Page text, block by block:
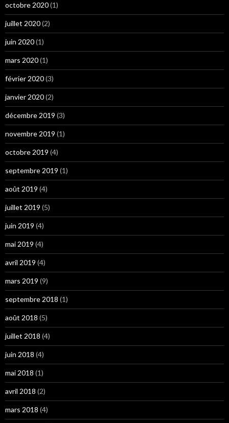
octobre 2020(1)
juillet 2020(2)
juin 2020(1)
mars 2020(1)
février 2020(3)
janvier 2020(2)
décembre 2019 (3)
novembre 2019 (1)
octobre 2019 (4)
septembre 2019 (1)
août 2019 (4)
juillet 2019 (5)
juin 2019 (4)
mai 2019 (4)
avril 2019 (4)
mars 2019 (9)
septembre 2018 (1)
août 2018 (5)
juillet 2018 (4)
juin 2018 (4)
mai 2018 (1)
avril 2018 (2)
mars 2018 (4)